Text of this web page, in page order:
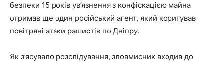
безпеки 15 років ув’язнення з конфіскацією майна
отримав ще один російський агент, який коригував
повітряні атаки рашистів по Дніпру.
Як з’ясувало розслідування, зловмисник входив до